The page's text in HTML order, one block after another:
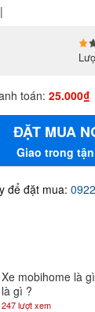
toán: 25.000₫
ĐẶT MUA
Giao trong
để đặt mua:
Xe mobihome là
là gì ?
247 lượt xem